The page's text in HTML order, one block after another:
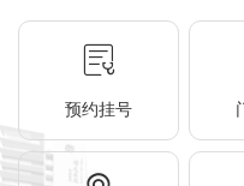
预约挂号